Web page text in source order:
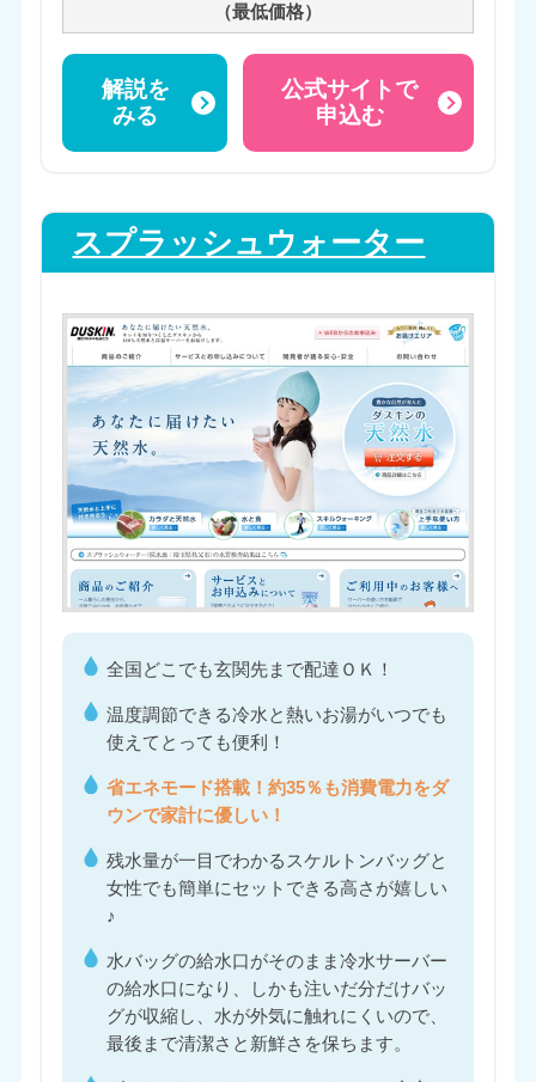
（最低価格）
解説を
みる
公式サイトで
申込む
スプラッシュウォーター
全国どこでも玄関先まで配達ＯＫ！
温度調節できる冷水と熱いお湯がいつでも
使えてとっても便利！
省エネモード搭載！約35％も消費電力をダ
ウンで家計に優しい！
残水量が一目でわかるスケルトンバッグと
女性でも簡単にセットできる高さが嬉しい
♪
水バッグの給水口がそのまま冷水サーバー
の給水口になり、しかも注いだ分だけバッ
グが収縮し、水が外気に触れにくいので、
最後まで清潔さと新鮮さを保ちます。